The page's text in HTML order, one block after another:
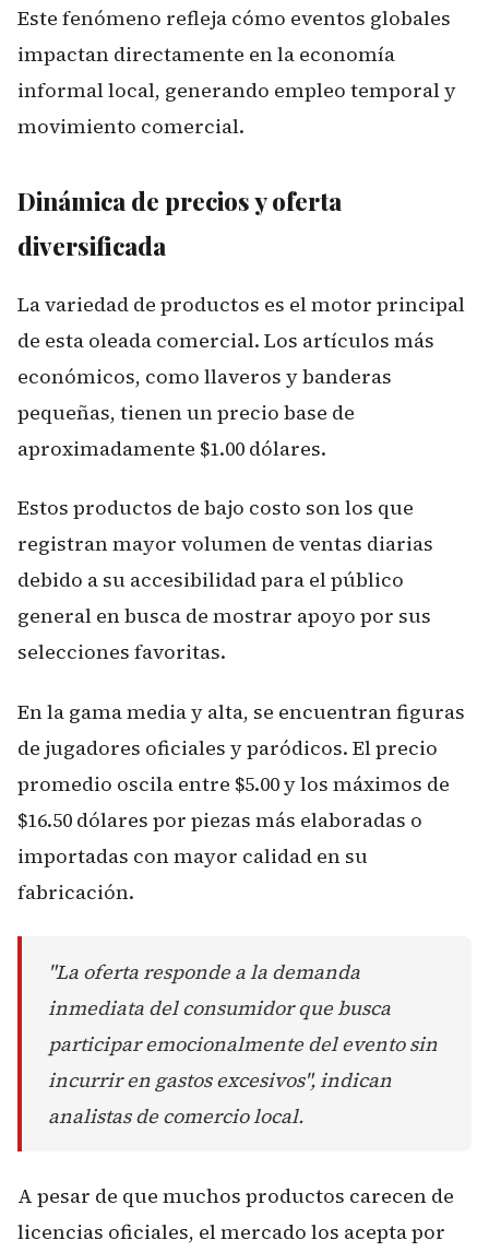
Este fenómeno refleja cómo eventos globales
impactan directamente en la economía
informal local, generando empleo temporal y
movimiento comercial.
Dinámica de precios y oferta
diversificada
La variedad de productos es el motor principal
de esta oleada comercial. Los artículos más
económicos, como llaveros y banderas
pequeñas, tienen un precio base de
aproximadamente $1.00 dólares.
Estos productos de bajo costo son los que
registran mayor volumen de ventas diarias
debido a su accesibilidad para el público
general en busca de mostrar apoyo por sus
selecciones favoritas.
En la gama media y alta, se encuentran figuras
de jugadores oficiales y paródicos. El precio
promedio oscila entre $5.00 y los máximos de
$16.50 dólares por piezas más elaboradas o
importadas con mayor calidad en su
fabricación.
"La oferta responde a la demanda
inmediata del consumidor que busca
participar emocionalmente del evento sin
incurrir en gastos excesivos", indican
analistas de comercio local.
A pesar de que muchos productos carecen de
licencias oficiales, el mercado los acepta por